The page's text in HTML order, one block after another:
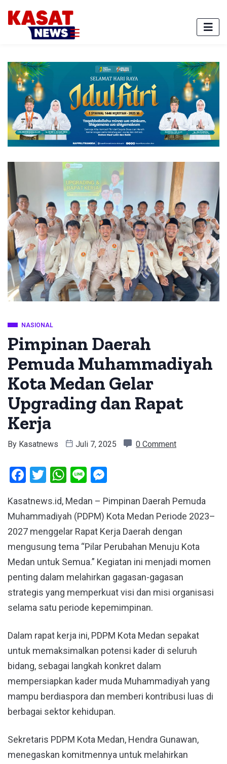
NASIONAL
Pimpinan Daerah
Pemuda Muhammadiyah
Kota Medan Gelar
Upgrading dan Rapat
Kerja
By Kasatnews Juli 7, 2025 0 Comment
Facebook
Twitter
WhatsApp
Line
Kasatnews.id, Medan – Pimpinan Daerah Pemuda
Muhammadiyah (PDPM) Kota Medan Periode 2023–
2027 menggelar Rapat Kerja Daerah dengan
mengusung tema “Pilar Perubahan Menuju Kota
Medan untuk Semua.” Kegiatan ini menjadi momen
penting dalam melahirkan gagasan-gagasan
strategis yang memperkuat visi dan misi organisasi
selama satu periode kepemimpinan.
Dalam rapat kerja ini, PDPM Kota Medan sepakat
untuk memaksimalkan potensi kader di seluruh
bidang, sebagai langkah konkret dalam
mempersiapkan kader muda Muhammadiyah yang
mampu berdiaspora dan memberi kontribusi luas di
berbagai sektor kehidupan.
Sekretaris PDPM Kota Medan, Hendra Gunawan,
menegaskan komitmennya untuk melahirkan